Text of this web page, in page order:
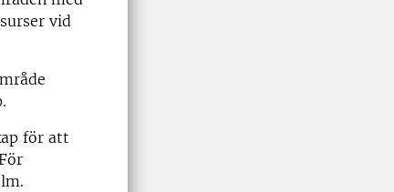
vid
för att